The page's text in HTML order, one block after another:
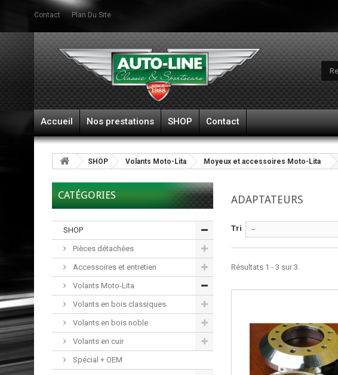
Contact Plan Du Site
Accueil Nos prestations SHOP Contact
SHOP Volants Moto-Lita Moyeux et accessoires Moto-Lita
CATÉGORIES
SHOP
Pièces détachées
Accessoires et entretien
Volants Moto-Lita
Volants en bois classiques
Volants en bois noble
Volants en cuir
Spécial + OEM
ADAPTATEURS
Tri --
Résultats 1 - 3 sur 3.